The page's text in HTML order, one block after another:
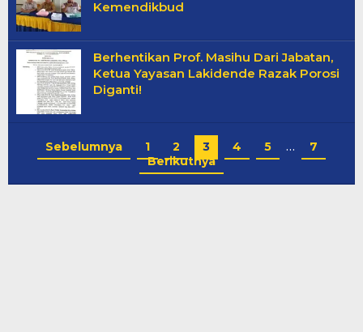
Kemendikbud
Berhentikan Prof. Masihu Dari Jabatan,
Ketua Yayasan Lakidende Razak Porosi
Diganti!
Sebelumnya 1 2 3 4 5 …
7
Berikutnya